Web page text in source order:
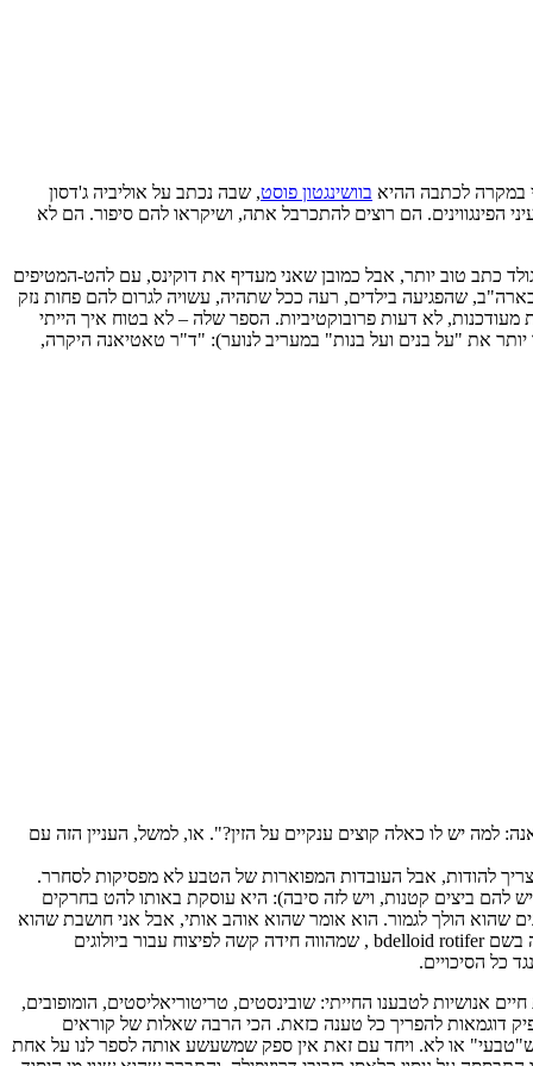
במקרה לכתבה ההיא בוושינגטון פוסט, שבה נכתב על אוליביה ג'דסון
הם רוצים להתכרבל אתה, ושיקראו להם סיפור. הם לא
כתב טוב יותר, אבל כמובן שאני מעדיף את דוקינס, עם להט-המטיפים
שהפגיעה בילדים, רעה ככל שתהיה, עשויה לגרום להם פחות נזק
לא דעות פרובוקטיביות. הספר שלה – לא בטוח איך הייתי
את "על בנים ועל בנות" במעריב לנוער): "ד"ר טאטיאנה היקרה,
למה יש לו כאלה קוצים ענקיים על הזין?". או, למשל, העניין הזה עם
צריך להודות, אבל העובדות המפוארות של הטבע לא מפסיקות לסחרר.
להם ביצים קטנות, ויש לזה סיבה): היא עוסקת באותו להט בחרקים
שהוא הולך לגמור. הוא אומר שהוא אוהב אותי, אבל אני חושבת שהוא
מטורף. איך לגרום לו להפסיק?") וגם ביצורים מיקרוסקופיים. פרק שלם – בנוי כתיאור של תוכנית טלוויזיה בנוסח ג'רי ספרינגר – מוקדש ליצור בלתי נראה בשם bdelloid rotifer , שמהווה חידה קשה לפיצוח עבור ביולוגים
כל הסיכויים.
אנושיות לטבענו החייתי: שובינסטים, טריטוריאליסטים, הומופובים,
דוגמאות להפריך כל טענה כזאת. הכי הרבה שאלות של קוראים
ש"טבעי" או לא. ויחד עם זאת אין ספק שמשעשע אותה לספר לנו על אחת